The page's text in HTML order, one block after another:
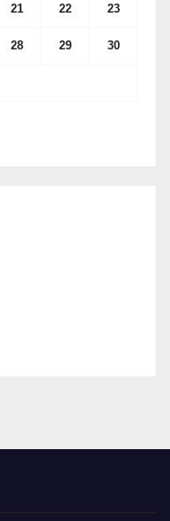
21 22 23
28 29 30